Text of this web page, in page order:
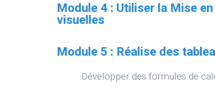
Module 4 : Utiliser la Mise
visuelles
Module 5 : Réalise des
Développer des formules de